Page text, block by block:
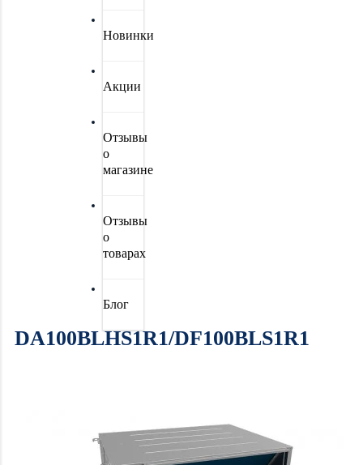
Новинки
Акции
Отзывы
о
магазине
Отзывы
о
товарах
Блог
DA100BLHS1R1/DF100BLS1R1